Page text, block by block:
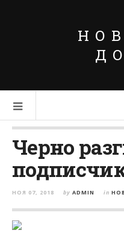
Черно
НОЯ 07, 2018 by ADMIN in